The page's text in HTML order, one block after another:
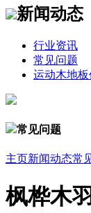
新闻动态
行业资讯
常见问题
运动木地板
常见问题
主页新闻动态常
枫桦木